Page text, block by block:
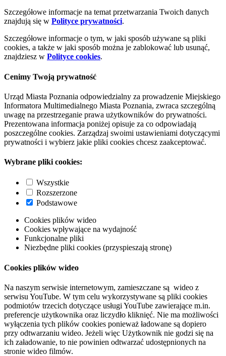
Szczegółowe informacje na temat przetwarzania Twoich danych
znajdują się w Polityce prywatności.
Szczegółowe informacje o tym, w jaki sposób używane są pliki
cookies, a także w jaki sposób można je zablokować lub usunąć,
znajdziesz w Polityce cookies.
Cenimy Twoją prywatność
Urząd Miasta Poznania odpowiedzialny za prowadzenie Miejskiego
Informatora Multimedialnego Miasta Poznania, zwraca szczególną
uwagę na przestrzeganie prawa użytkowników do prywatności.
Prezentowana informacja poniżej opisuje za co odpowiadają
poszczególne cookies. Zarządzaj swoimi ustawieniami dotyczącymi
prywatności i wybierz jakie pliki cookies chcesz zaakceptować.
Wybrane pliki cookies:
Wszystkie
Rozszerzone
Podstawowe
Cookies plików wideo
Cookies wpływające na wydajność
Funkcjonalne pliki
Niezbędne pliki cookies (przyspieszają stronę)
Cookies plików wideo
Na naszym serwisie internetowym, zamieszczane są wideo z
serwisu YouTube. W tym celu wykorzystywane są pliki cookies
podmiotów trzecich dotyczące usługi YouTube zawierające m.in.
preferencje użytkownika oraz liczydło kliknięć. Nie ma możliwości
wyłączenia tych plików cookies ponieważ ładowane są dopiero
przy odtwarzaniu wideo. Jeżeli więc Użytkownik nie godzi się na
ich załadowanie, to nie powinien odtwarzać udostępnionych na
stronie wideo filmów.